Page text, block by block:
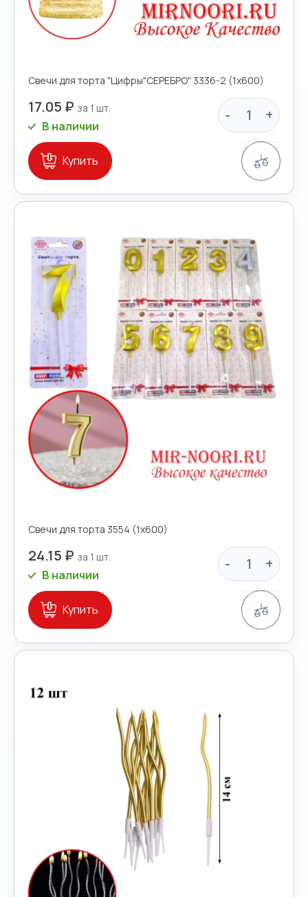
Свечи для торта "Цифры"СЕРЕБРО" 3336-2 (1х600)
17.05 ₽ - +
В наличии
Купить
Свечи для торта 3554 (1х600)
24.15 ₽ - +
В наличии
Купить